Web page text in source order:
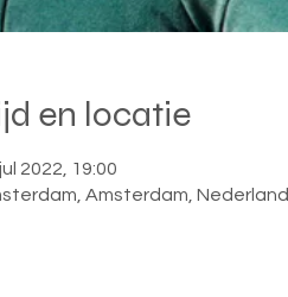
en locatie
2022, 19:00
Amsterdam, Nederland